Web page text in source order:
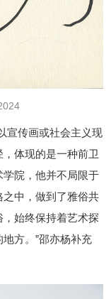
宣传画或社会主义现
体现的是一种前卫
院，他并不局限于
中，做到了雅俗共
始终保持着艺术探
方。”邵亦杨补充